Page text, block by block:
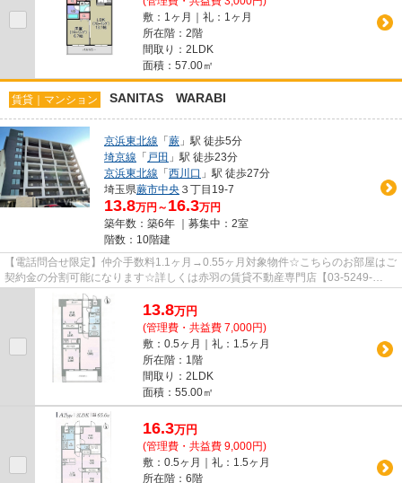
敷：1ヶ月｜礼：1ヶ月
所在階：2階
間取り：2LDK
面積：57.00㎡
賃貸｜マンション SANITAS WARABI
京浜東北線 「蕨 」駅 徒歩5分
埼京線 「 戸田 」駅 徒歩23分
京浜東北線 「西川口 」駅 徒歩27分
埼玉県蕨市中央 ３丁目19-7
13.8万円～ 16.3万円
築年数：築6年 ｜募集中： 2室
階数：10階建
【電話問合せ限定】仲介手数料1.1ヶ月→0.55ヶ月対象物件☆こちらのお部屋はご
契約金の分割可能になります☆詳しくは赤羽の賃貸不動産専門店【03-5249-
4177】VISION赤羽店までご連絡下さ...
13.8万円
(管理費・共益費 7,000円)
敷：0.5ヶ月｜礼：1.5ヶ月
所在階：1階
間取り：2LDK
面積：55.00㎡
16.3万円
(管理費・共益費 9,000円)
敷：0.5ヶ月｜礼：1.5ヶ月
所在階：6階